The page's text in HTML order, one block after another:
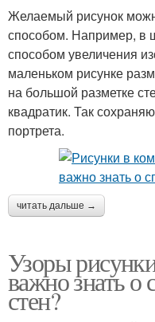
Желаемый рисунок
способом. Например, в
способом увеличения
маленьком рисунке
на большой разметке
квадратик. Так
портрета.
читать дальше →
Узоры
важно знать о
стен?